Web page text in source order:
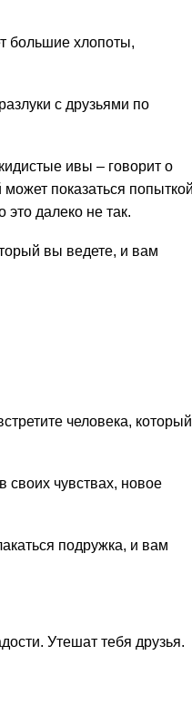
большие хлопоты,
с друзьями по
ивы – говорит о
показаться
это далеко не так.
вы ведете, и вам
человека, который
своих чувствах, новое
подружка, и вам
Утешат тебя друзья.